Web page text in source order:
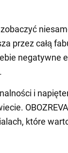
przez całą
negatywne
i
które